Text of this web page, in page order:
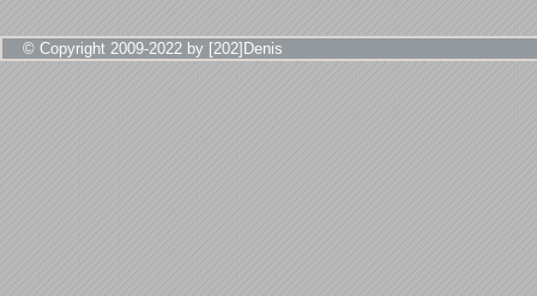
© Copyright 2009-2022 by [202]Denis